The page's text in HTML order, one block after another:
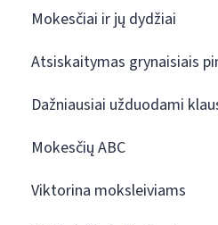
Mokesčiai ir jų dydžiai
Atsiskaitymas grynaisiais
Dažniausiai užduodami
Mokesčių ABC
Viktorina moksleiviams